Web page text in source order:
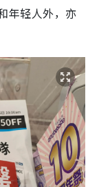
年轻人外，亦